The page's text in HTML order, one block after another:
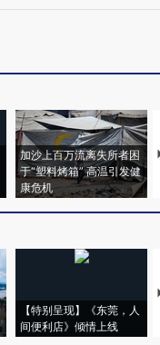
加沙上百万流离失所者困
于“塑料烤箱” 高温引发健
康危机
【特别呈现】《东莞，人
间便利店》倾情上线